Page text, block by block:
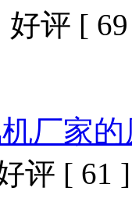
评 [
厂家的
评 [ 61 ]